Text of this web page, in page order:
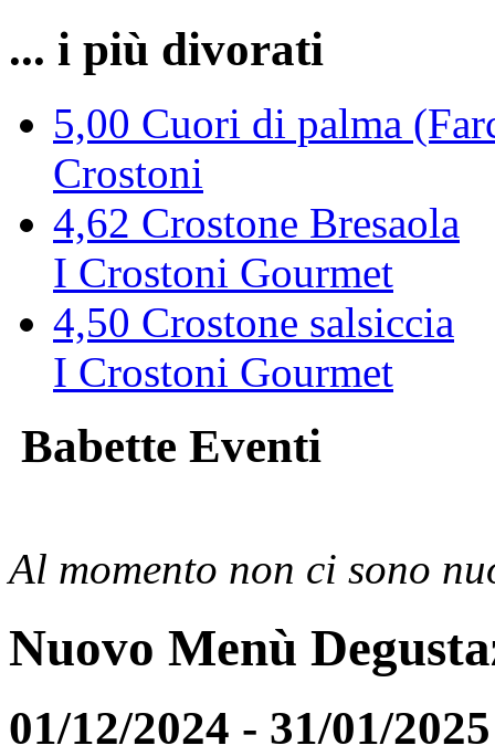
... i più divorati
5,00 Cuori di palma
Crostoni
4,62 Crostone Bresaola
I Crostoni Gourmet
4,50 Crostone salsiccia
I Crostoni Gourmet
Babette Eventi
Al momento non ci sono
Nuovo Menù
01/12/2024 - 31/01/2025